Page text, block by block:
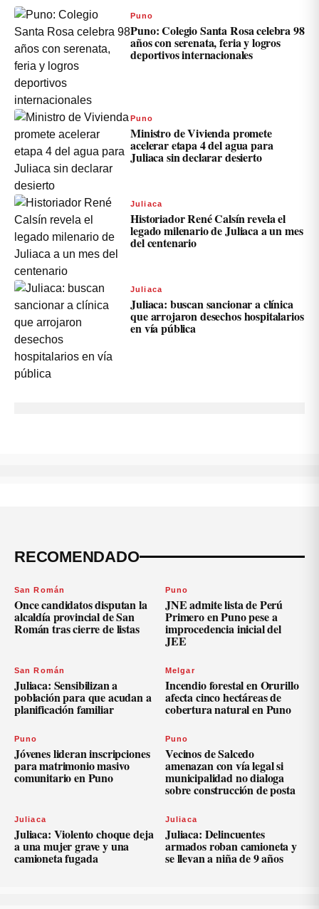
Puno
Puno: Colegio Santa Rosa celebra 98
años con serenata, feria y logros
deportivos internacionales
Puno
Ministro de Vivienda promete
acelerar etapa 4 del agua para
Juliaca sin declarar desierto
Juliaca
Historiador René Calsín revela el
legado milenario de Juliaca a un mes
del centenario
Juliaca
Juliaca: buscan sancionar a clínica
que arrojaron desechos hospitalarios
en vía pública
RECOMENDADO
San Román
Once candidatos disputan la
alcaldía provincial de San
Román tras cierre de listas
Puno
JNE admite lista de Perú
Primero en Puno pese a
improcedencia inicial del
JEE
San Román
Juliaca: Sensibilizan a
población para que acudan a
planificación familiar
Melgar
Incendio forestal en Orurillo
afecta cinco hectáreas de
cobertura natural en Puno
Puno
Jóvenes lideran inscripciones
para matrimonio masivo
comunitario en Puno
Puno
Vecinos de Salcedo
amenazan con vía legal si
municipalidad no dialoga
sobre construcción de posta
Juliaca
Juliaca: Violento choque deja
a una mujer grave y una
camioneta fugada
Juliaca
Juliaca: Delincuentes
armados roban camioneta y
se llevan a niña de 9 años